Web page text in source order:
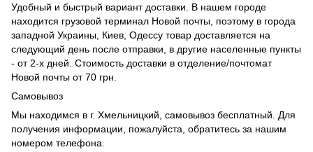
Удобный и быстрый вариант доставки. В нашем городе
находится грузовой терминал Новой почты, поэтому в города
западной Украины, Киев, Одессу товар доставляется на
следующий день после отправки, в другие населенные пункты
- от 2-х дней. Стоимость доставки в отделение/почтомат
Новой почты от 70 грн.
Самовывоз
Мы находимся в г. Хмельницкий, самовывоз бесплатный. Для
получения информации, пожалуйста, обратитесь за нашим
номером телефона.